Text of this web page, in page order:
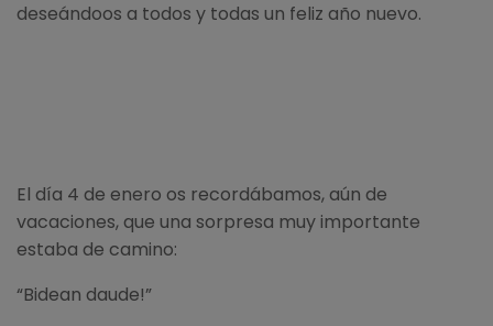
deseándoos a todos y todas un feliz año nuevo.
El día 4 de enero os recordábamos, aún de
vacaciones, que una sorpresa muy importante
estaba de camino:
“Bidean daude!”